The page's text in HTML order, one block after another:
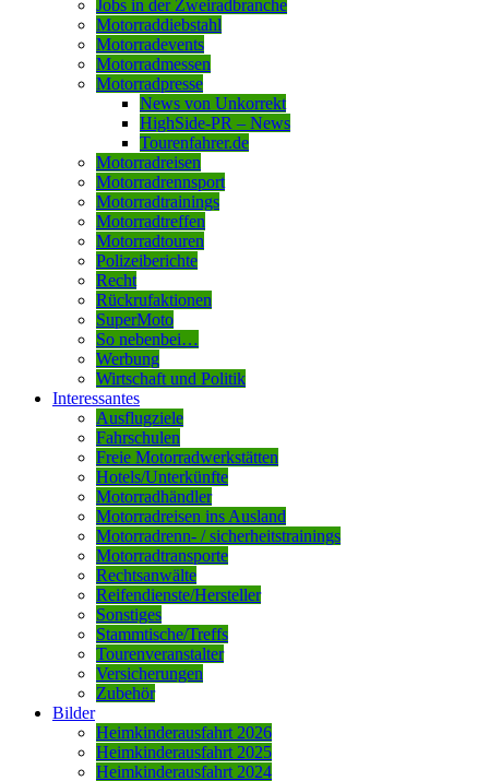
Jobs in der Zweiradbranche
Motorraddiebstahl
Motorradevents
Motorradmessen
Motorradpresse
News von Unkorrekt
HighSide-PR – News
Tourenfahrer.de
Motorradreisen
Motorradrennsport
Motorradtrainings
Motorradtreffen
Motorradtouren
Polizeiberichte
Recht
Rückrufaktionen
SuperMoto
So nebenbei…
Werbung
Wirtschaft und Politik
Interessantes
Ausflugziele
Fahrschulen
Freie Motorradwerkstätten
Hotels/Unterkünfte
Motorradhändler
Motorradreisen ins Ausland
Motorradrenn- / sicherheitstrainings
Motorradtransporte
Rechtsanwälte
Reifendienste/Hersteller
Sonstiges
Stammtische/Treffs
Tourenveranstalter
Versicherungen
Zubehör
Bilder
Heimkinderausfahrt 2026
Heimkinderausfahrt 2025
Heimkinderausfahrt 2024